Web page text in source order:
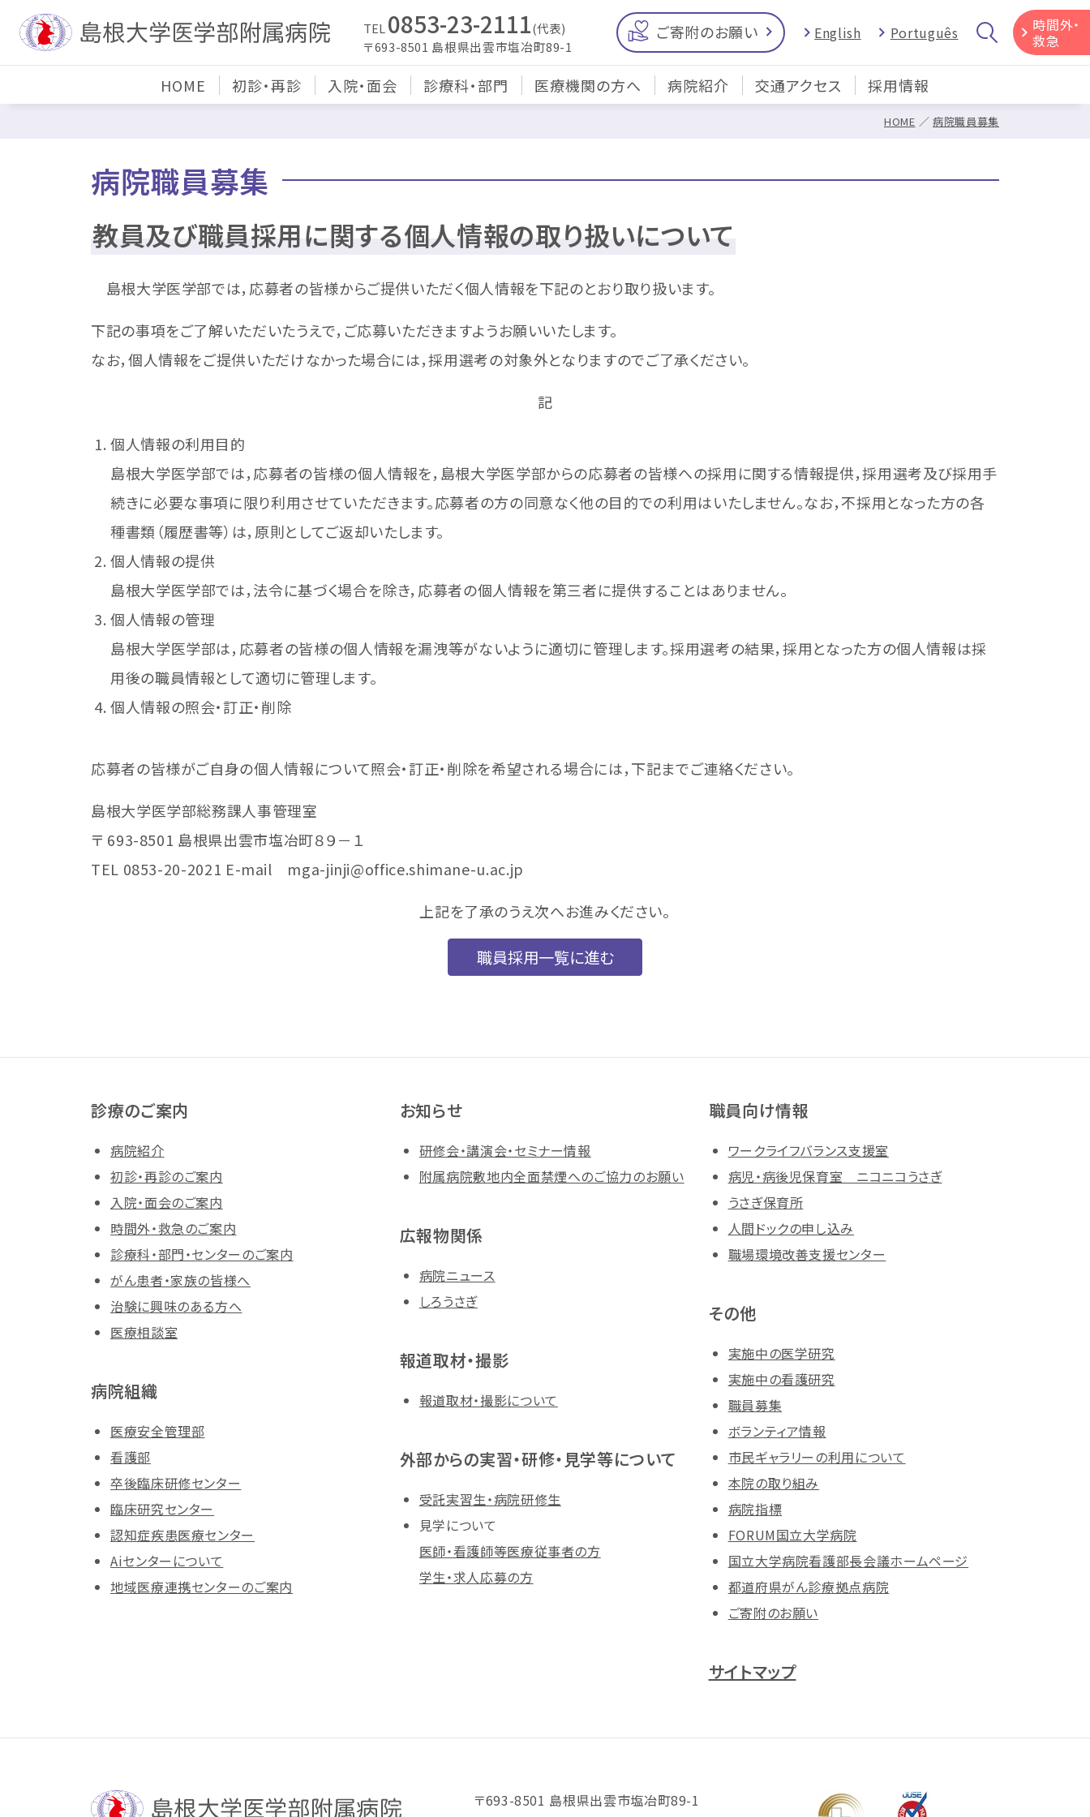
TEL 0853-23-2111(代表)
〒693-8501 島根県出雲市塩冶町89-1
ご寄附のお願い English Português
時間外・
救急
HOME 初診・再診 入院・面会 診療科・部門 医療機関の方へ 病院紹介 交通アクセス 採用情報
HOME 病院職員募集
病院職員募集
教員及び職員採用に関する個人情報の取り扱いについて
島根大学医学部では，応募者の皆様からご提供いただく個人情報を下記のとおり取り扱います。
下記の事項をご了解いただいたうえで，ご応募いただきますようお願いいたします。
なお，個人情報をご提供いただけなかった場合には，採用選考の対象外となりますのでご了承ください。
記
個人情報の利用目的
島根大学医学部では，応募者の皆様の個人情報を，島根大学医学部からの応募者の皆様への採用に関する情報提供，採用選考及び採用手
続きに必要な事項に限り利用させていただきます。応募者の方の同意なく他の目的での利用はいたしません。なお，不採用となった方の各
種書類（履歴書等）は，原則としてご返却いたします。
個人情報の提供
島根大学医学部では，法令に基づく場合を除き，応募者の個人情報を第三者に提供することはありません。
個人情報の管理
島根大学医学部は，応募者の皆様の個人情報を漏洩等がないように適切に管理します。採用選考の結果，採用となった方の個人情報は採
用後の職員情報として適切に管理します。
個人情報の照会・訂正・削除
応募者の皆様がご自身の個人情報について照会・訂正・削除を希望される場合には，下記までご連絡ください。
島根大学医学部総務課人事管理室
〒 693-8501 島根県出雲市塩冶町８９－１
TEL 0853-20-2021 E-mail mga-jinji@office.shimane-u.ac.jp
上記を了承のうえ次へお進みください。
診療のご案内
病院紹介
初診・再診のご案内
入院・面会のご案内
時間外・救急のご案内
診療科・部門・センターのご案内
がん患者・家族の皆様へ
治験に興味のある方へ
医療相談室
病院組織
医療安全管理部
看護部
卒後臨床研修センター
臨床研究センター
認知症疾患医療センター
Aiセンターについて
地域医療連携センターのご案内
お知らせ
研修会・講演会・セミナー情報
附属病院敷地内全面禁煙へのご協力のお願い
広報物関係
病院ニュース
しろうさぎ
報道取材・撮影
報道取材・撮影について
外部からの実習・研修・見学等について
受託実習生・病院研修生
見学について
医師・看護師等医療従事者の方
学生・求人応募の方
職員向け情報
ワークライフバランス支援室
病児・病後児保育室 ニコニコうさぎ
うさぎ保育所
人間ドックの申し込み
職場環境改善支援センター
その他
実施中の医学研究
実施中の看護研究
職員募集
ボランティア情報
市民ギャラリーの利用について
本院の取り組み
病院指標
FORUM国立大学病院
国立大学病院看護部長会議ホームページ
都道府県がん診療拠点病院
ご寄附のお願い
サイトマップ
〒693-8501 島根県出雲市塩冶町89-1